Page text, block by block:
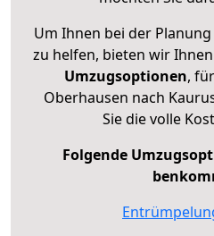
Um Ihnen bei der
zu helfen, bieten wir
Umzugsoptionen,
Oberhausen nach
Sie die volle
Folgende